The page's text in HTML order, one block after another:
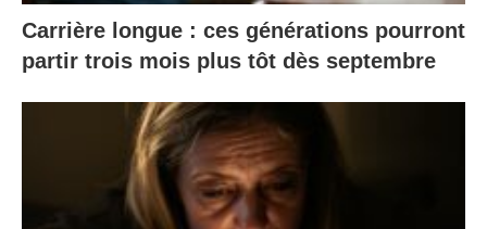
Carrière longue : ces générations pourront
partir trois mois plus tôt dès septembre